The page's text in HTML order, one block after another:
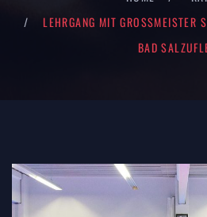
LEHRGANG MIT GROSSMEISTER
AD